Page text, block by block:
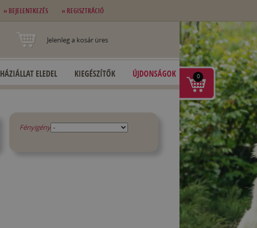
» BEJELENTKEZÉS » REGISZTRÁCIÓ
Jelenleg a kosár üres
HÁZIÁLLAT ELEDEL KIEGÉSZÍTŐK ÚJDONSÁGOK
Fényigény
0